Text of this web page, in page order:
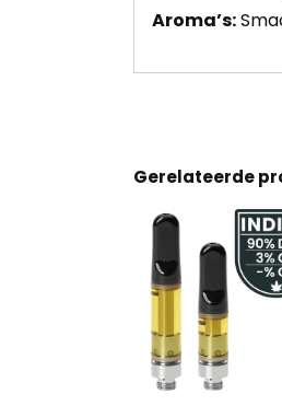
Aroma’s:
Gerelateerde